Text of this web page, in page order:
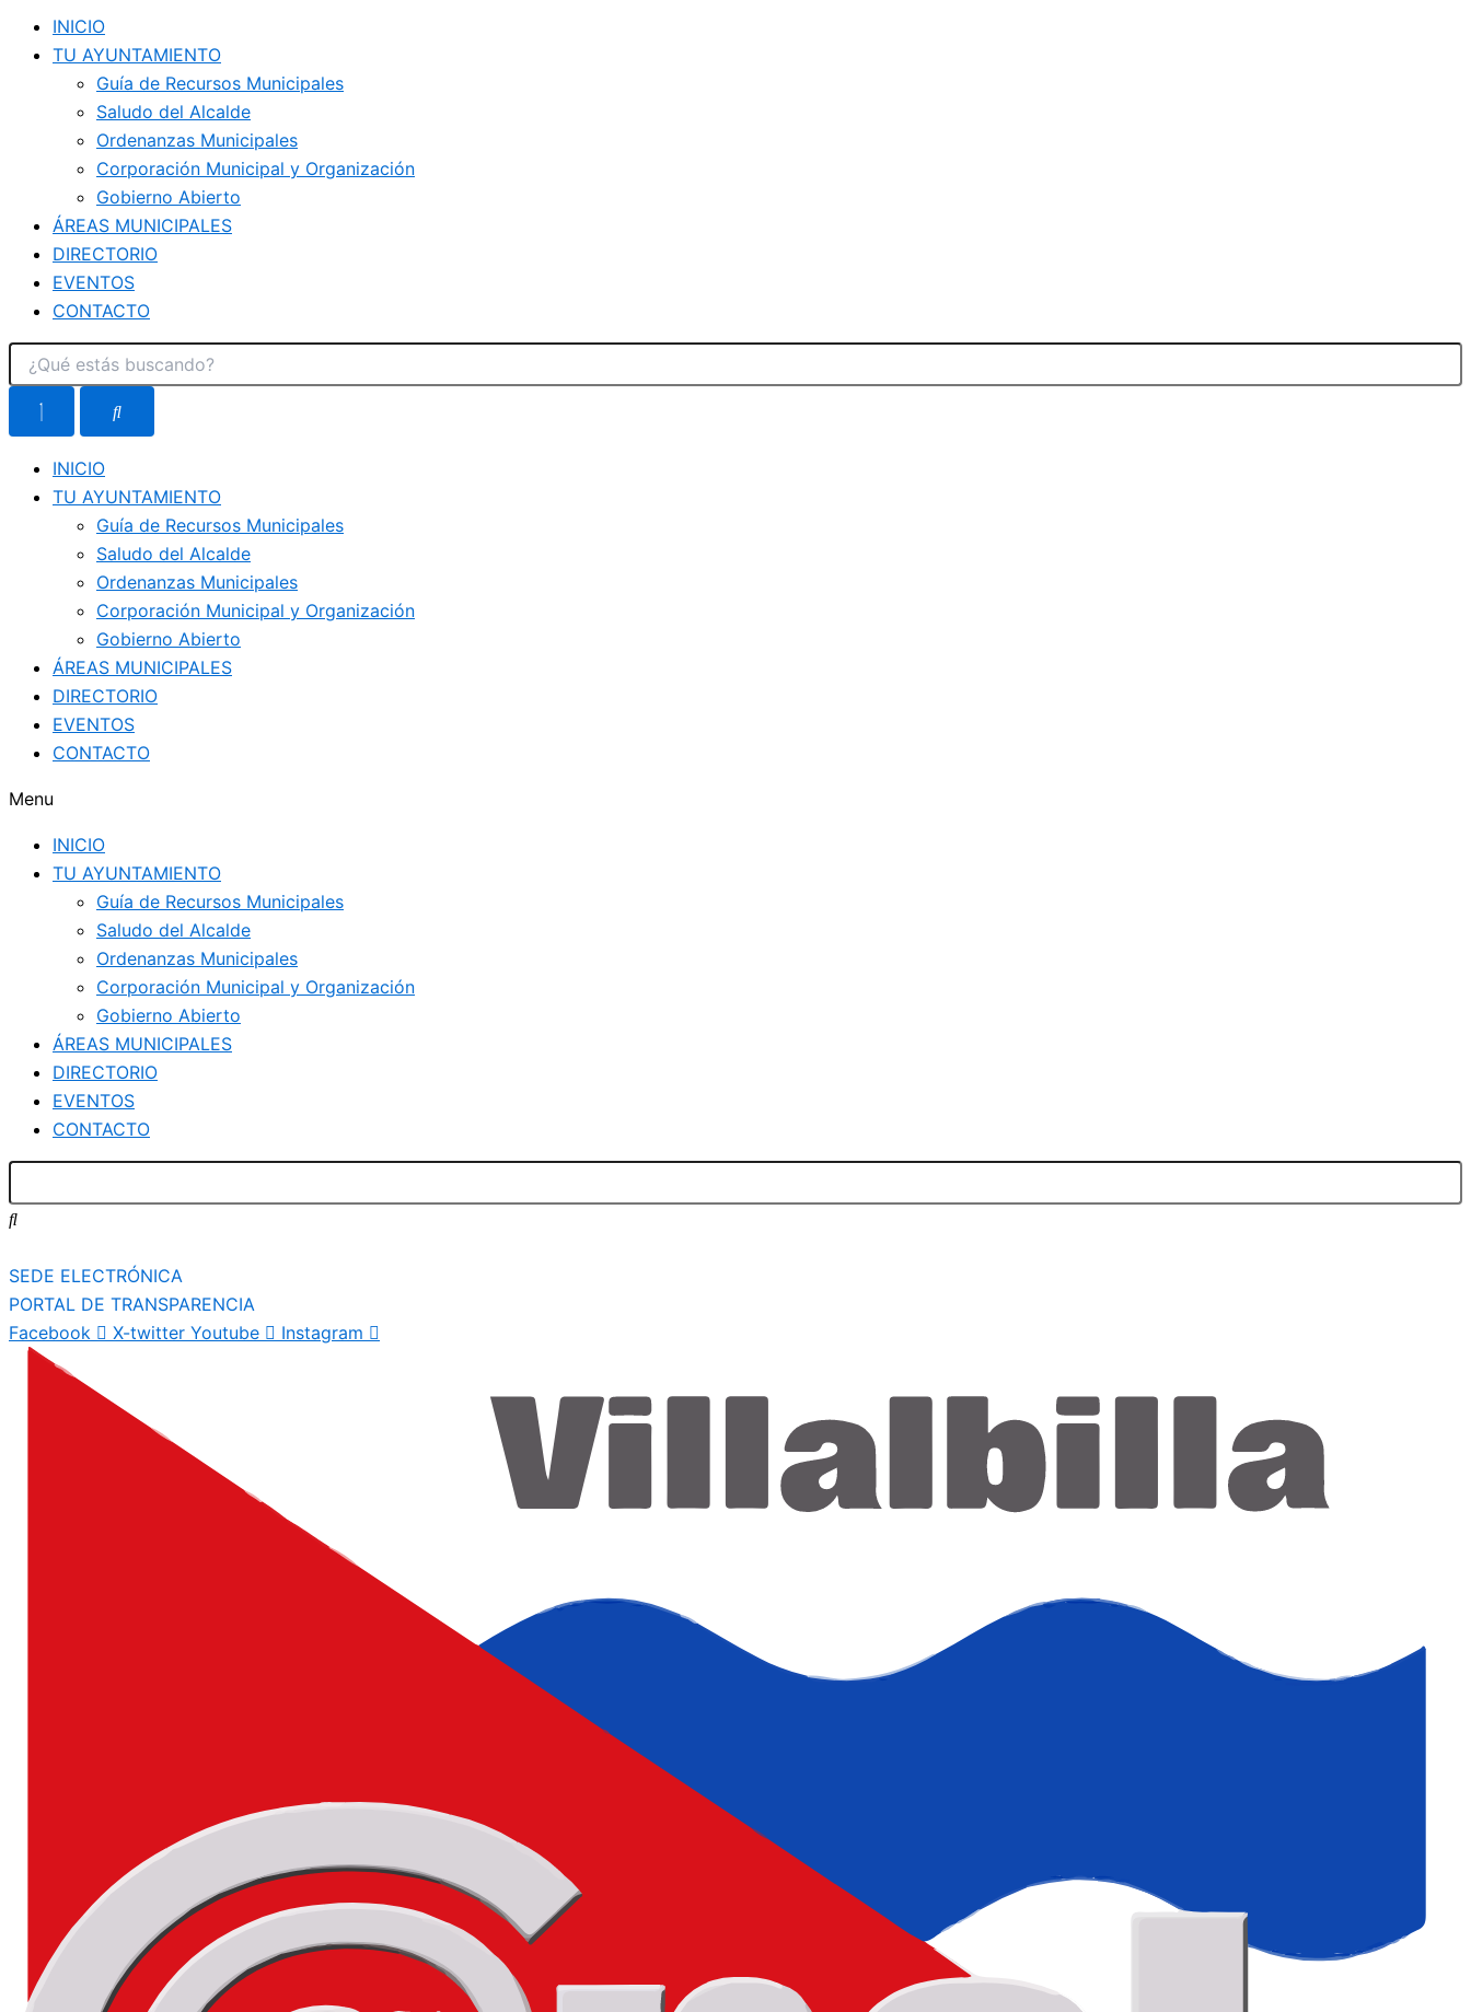
INICIO
TU AYUNTAMIENTO
Guía de Recursos Municipales
Saludo del Alcalde
Ordenanzas Municipales
Corporación Municipal y Organización
Gobierno Abierto
ÁREAS MUNICIPALES
DIRECTORIO
EVENTOS
CONTACTO
INICIO
TU AYUNTAMIENTO
Guía de Recursos Municipales
Saludo del Alcalde
Ordenanzas Municipales
Corporación Municipal y Organización
Gobierno Abierto
ÁREAS MUNICIPALES
DIRECTORIO
EVENTOS
CONTACTO
Menu
INICIO
TU AYUNTAMIENTO
Guía de Recursos Municipales
Saludo del Alcalde
Ordenanzas Municipales
Corporación Municipal y Organización
Gobierno Abierto
ÁREAS MUNICIPALES
DIRECTORIO
EVENTOS
CONTACTO
SEDE ELECTRÓNICA
PORTAL DE TRANSPARENCIA
Facebook
X-twitter Youtube Instagram